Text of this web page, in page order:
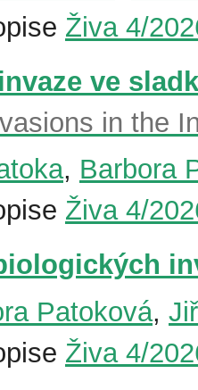
Živa 4/
ve
in the
, Barbora
Živa 4/
Patoková,
Živa 4/